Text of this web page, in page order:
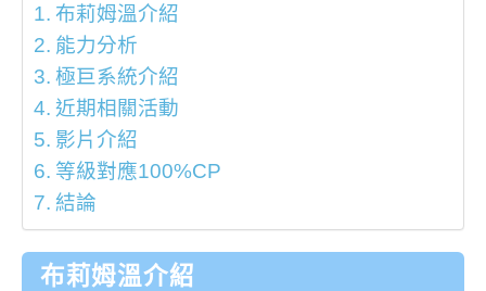
布莉姆溫介紹
能力分析
極巨系統介紹
近期相關活動
影片介紹
等級對應100%CP
結論
布莉姆溫介紹